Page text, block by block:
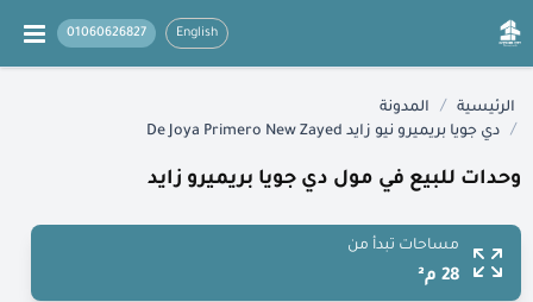
English
01060626827
الرئيسية / المدونة
/ دي جويا بريميرو نيو زايد De Joya Primero New Zayed
وحدات للبيع في مول دي جويا بريميرو زايد
مساحات تبدأ من
28 م²